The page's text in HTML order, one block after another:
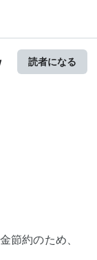
読者になる
節約のため、